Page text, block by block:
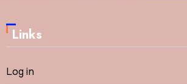
Links
Log in